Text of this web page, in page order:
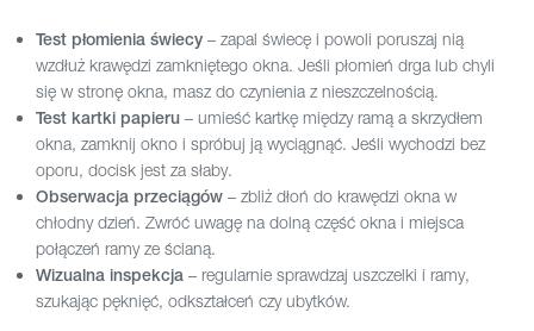
Test płomienia świecy – zapal świecę i powoli poruszaj nią
wzdłuż krawędzi zamkniętego okna. Jeśli płomień drga lub chyli
się w stronę okna, masz do czynienia z nieszczelnością.
Test kartki papieru – umieść kartkę między ramą a skrzydłem
okna, zamknij okno i spróbuj ją wyciągnąć. Jeśli wychodzi bez
oporu, docisk jest za słaby.
Obserwacja przeciągów – zbliż dłoń do krawędzi okna w
chłodny dzień. Zwróć uwagę na dolną część okna i miejsca
połączeń ramy ze ścianą.
Wizualna inspekcja – regularnie sprawdzaj uszczelki i ramy,
szukając pęknięć, odkształceń czy ubytków.